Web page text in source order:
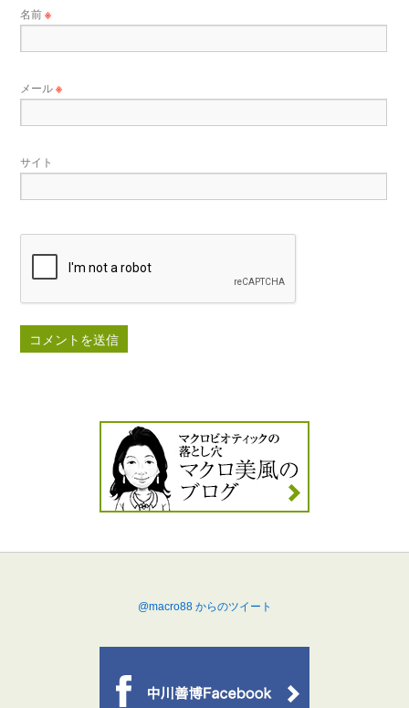
名前※
メール※
サイト
@macro88 からのツイート